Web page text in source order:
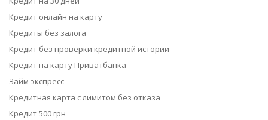
Кредит онлайн на карту
Кредиты без залога
Кредит без проверки кредитной истории
Кредит на карту Приватбанка
Займ экспресс
Кредитная карта с лимитом без отказа
Кредит 500 грн